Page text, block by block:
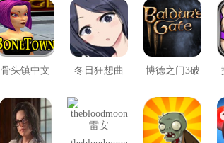
骨头镇中文 冬日狂想曲
版
博德之门3破